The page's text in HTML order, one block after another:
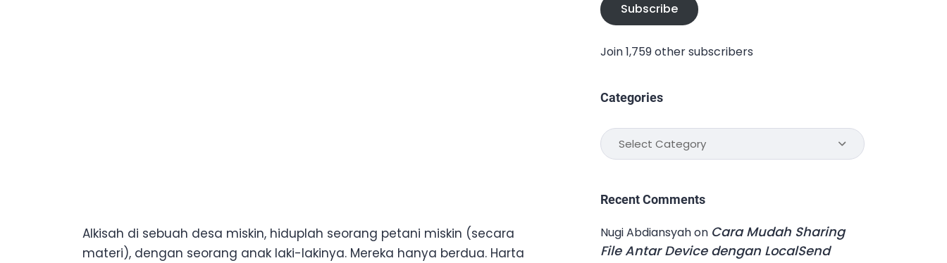
Alkisah di sebuah desa miskin, hiduplah seorang petani miskin (secara
materi), dengan seorang anak laki-lakinya. Mereka hanya berdua. Harta
Subscribe
Join 1,759 other subscribers
Categories
Categories
Recent Comments
Nugi Abdiansyahon Cara Mudah Sharing
File Antar Device dengan LocalSend